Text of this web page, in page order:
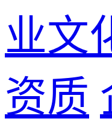
业文
资质